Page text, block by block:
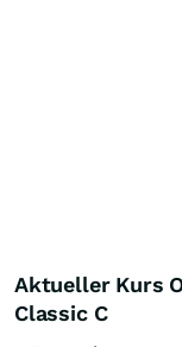
Aktueller Kurs
Classic C